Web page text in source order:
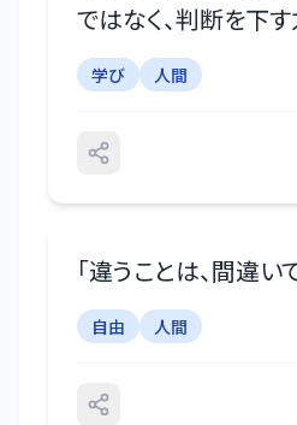
ではなく、判断を下
学び 人間
「違うことは、間違い
自由 人間